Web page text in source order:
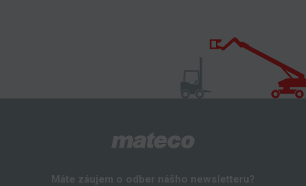
Máte záujem o odber nášho newsletteru?